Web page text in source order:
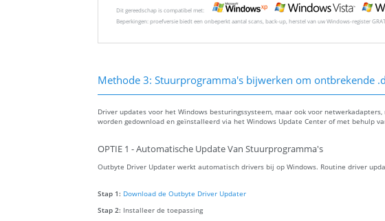
Dit gereedschap is compatibel met:
Beperkingen: proefversie biedt een onbeperkt aantal scans, back-up, herstel van uw Windows-register
Methode 3: Stuurprogramma's bijwerken om ontbrekende
Driver updates voor het Windows besturingssysteem, maar ook voor
worden gedownload en geïnstalleerd via het Windows Update Center of met behulp
OPTIE 1 - Automatische Update Van Stuurprogramma's
Outbyte Driver Updater werkt automatisch drivers bij op Windows. Routine driver
Stap 1: Download de Outbyte Driver Updater
Stap 2: Installeer de toepassing